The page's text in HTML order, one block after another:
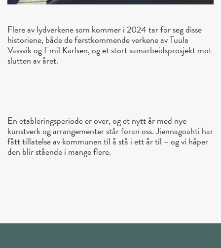
Flere av lydverkene som kommer i 2024 tar for seg disse
historiene, både de førstkommende verkene av Tuula
Vassvik og Emil Karlsen, og et stort samarbeidsprosjekt mot
slutten av året.
En etableringsperiode er over, og et nytt år med nye
kunstverk og arrangementer står foran oss. Jiennagoahti har
fått tillatelse av kommunen til å stå i ett år til – og vi håper
den blir stående i mange flere.